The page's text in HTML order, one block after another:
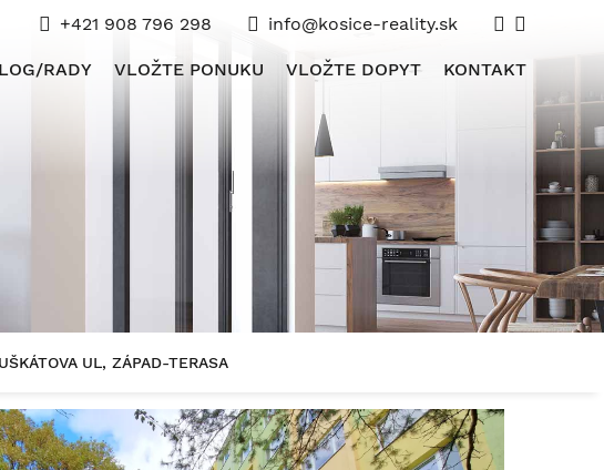
+421 908 796 298 info@kosice-reality.sk
RADY VLOŽTE PONUKU VLOŽTE DOPYT KONTAKT
UL, ZÁPAD-TERASA